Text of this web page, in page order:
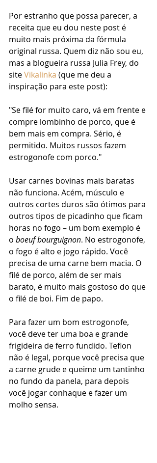
Por estranho que possa parecer, a
receita que eu dou neste post é
muito mais próxima da fórmula
original russa. Quem diz não sou eu,
mas a blogueira russa Julia Frey, do
site Vikalinka (que me deu a
inspiração para este post):
"Se filé for muito caro, vá em frente e
compre lombinho de porco, que é
bem mais em compra. Sério, é
permitido. Muitos russos fazem
estrogonofe com porco."
Usar carnes bovinas mais baratas
não funciona. Acém, músculo e
outros cortes duros são ótimos para
outros tipos de picadinho que ficam
horas no fogo – um bom exemplo é
o boeuf bourguignon. No estrogonofe,
o fogo é alto e jogo rápido. Você
precisa de uma carne bem macia. O
filé de porco, além de ser mais
barato, é muito mais gostoso do que
o filé de boi. Fim de papo.
Para fazer um bom estrogonofe,
você deve ter uma boa e grande
frigideira de ferro fundido. Teflon
não é legal, porque você precisa que
a carne grude e queime um tantinho
no fundo da panela, para depois
você jogar conhaque e fazer um
molho sensa.